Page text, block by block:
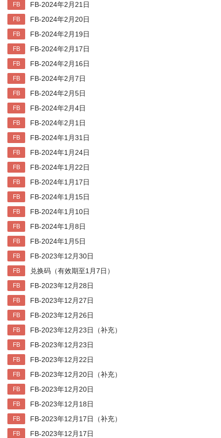
FB FB-2024年2月21日
FB FB-2024年2月20日
FB FB-2024年2月19日
FB FB-2024年2月17日
FB FB-2024年2月16日
FB FB-2024年2月7日
FB FB-2024年2月5日
FB FB-2024年2月4日
FB FB-2024年2月1日
FB FB-2024年1月31日
FB FB-2024年1月24日
FB FB-2024年1月22日
FB FB-2024年1月17日
FB FB-2024年1月15日
FB FB-2024年1月10日
FB FB-2024年1月8日
FB FB-2024年1月5日
FB FB-2023年12月30日
FB 兑换码（有效期至1月7日）
FB FB-2023年12月28日
FB FB-2023年12月27日
FB FB-2023年12月26日
FB FB-2023年12月23日（补充）
FB FB-2023年12月23日
FB FB-2023年12月22日
FB FB-2023年12月20日（补充）
FB FB-2023年12月20日
FB FB-2023年12月18日
FB FB-2023年12月17日（补充）
FB FB-2023年12月17日